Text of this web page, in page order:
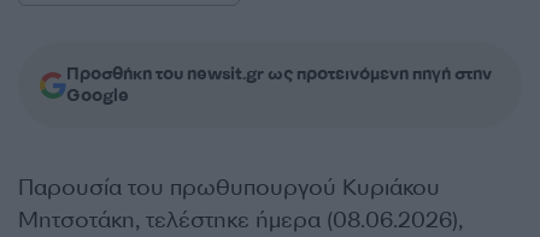
Προσθήκη του newsit.gr ως προτεινόμενη πηγή στην
Google
Παρουσία του πρωθυπουργού Κυριάκου
Μητσοτάκη, τελέστηκε ήμερα (08.06.2026),